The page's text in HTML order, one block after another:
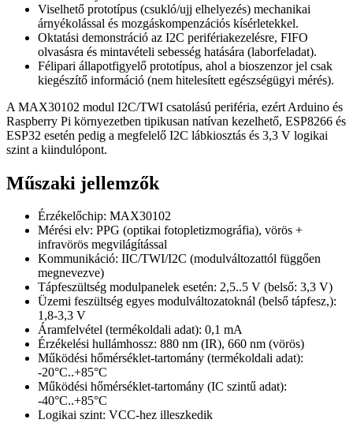
Viselhető prototípus (csukló/ujj elhelyezés) mechanikai
árnyékolással és mozgáskompenzációs kísérletekkel.
Oktatási demonstráció az I2C perifériakezelésre, FIFO
olvasásra és mintavételi sebesség hatására (laborfeladat).
Félipari állapotfigyelő prototípus, ahol a bioszenzor jel csak
kiegészítő információ (nem hitelesített egészségügyi mérés).
A MAX30102 modul I2C/TWI csatolású periféria, ezért Arduino és
Raspberry Pi környezetben tipikusan natívan kezelhető, ESP8266 és
ESP32 esetén pedig a megfelelő I2C lábkiosztás és 3,3 V logikai
szint a kiindulópont.
Műszaki jellemzők
Érzékelőchip: MAX30102
Mérési elv: PPG (optikai fotopletizmográfia), vörös +
infravörös megvilágítással
Kommunikáció: IIC/TWI/I2C (modulváltozattól függően
megnevezve)
Tápfeszültség modulpanelek esetén: 2,5..5 V (belső: 3,3 V)
Üzemi feszültség egyes modulváltozatoknál (belső tápfesz,):
1,8-3,3 V
Áramfelvétel (termékoldali adat): 0,1 mA
Érzékelési hullámhossz: 880 nm (IR), 660 nm (vörös)
Működési hőmérséklet-tartomány (termékoldali adat):
-20°C..+85°C
Működési hőmérséklet-tartomány (IC szintű adat):
-40°C..+85°C
Logikai szint: VCC-hez illeszkedik